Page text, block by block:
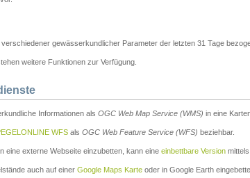
gewässerkundlicher Parameter der letzten 31 Tage
weitere Funktionen zur Verfügung.
Informationen als OGC Web Map Service (WMS) in eine
WFS als OGC Web Feature Service (WFS) beziehbar.
eine externe Webseite einzubetten, kann eine einbettbare Version
auch auf einer Google Maps Karte oder in Google Earth